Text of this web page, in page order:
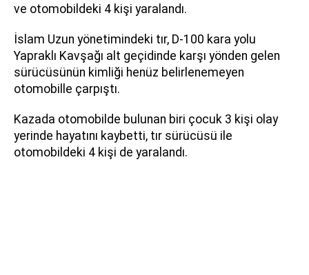
ve otomobildeki 4 kişi yaralandı.
İslam Uzun yönetimindeki tır, D-100 kara yolu
Yapraklı Kavşağı alt geçidinde karşı yönden gelen
sürücüsünün kimliği henüz belirlenemeyen
otomobille çarpıştı.
Kazada otomobilde bulunan biri çocuk 3 kişi olay
yerinde hayatını kaybetti, tır sürücüsü ile
otomobildeki 4 kişi de yaralandı.